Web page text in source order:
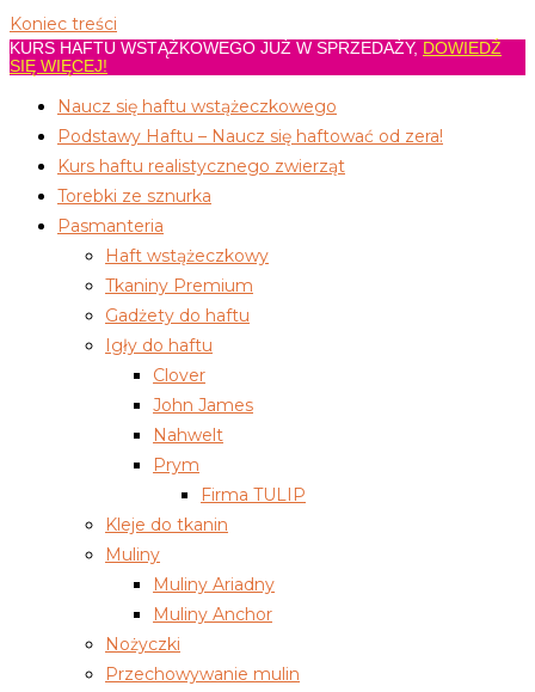
Koniec treści
KURS HAFTU WSTĄŻKOWEGO JUŻ W SPRZEDAŻY, DOWIEDŹ
SIĘ WIĘCEJ!
Naucz się haftu wstążeczkowego
Podstawy Haftu – Naucz się haftować od zera!
Kurs haftu realistycznego zwierząt
Torebki ze sznurka
Pasmanteria
Haft wstążeczkowy
Tkaniny Premium
Gadżety do haftu
Igły do haftu
Clover
John James
Nahwelt
Prym
Firma TULIP
Kleje do tkanin
Muliny
Muliny Ariadny
Muliny Anchor
Nożyczki
Przechowywanie mulin